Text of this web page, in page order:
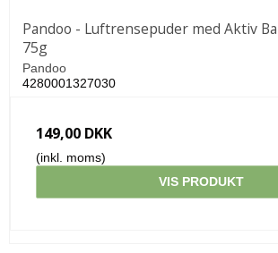
Pandoo - Luftrensepuder med Aktiv
75g
Pandoo
4280001327030
149,00 DKK
(inkl. moms)
VIS PRODUKT